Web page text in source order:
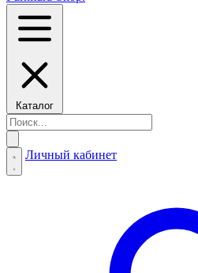
Каталог
Личный кабинет